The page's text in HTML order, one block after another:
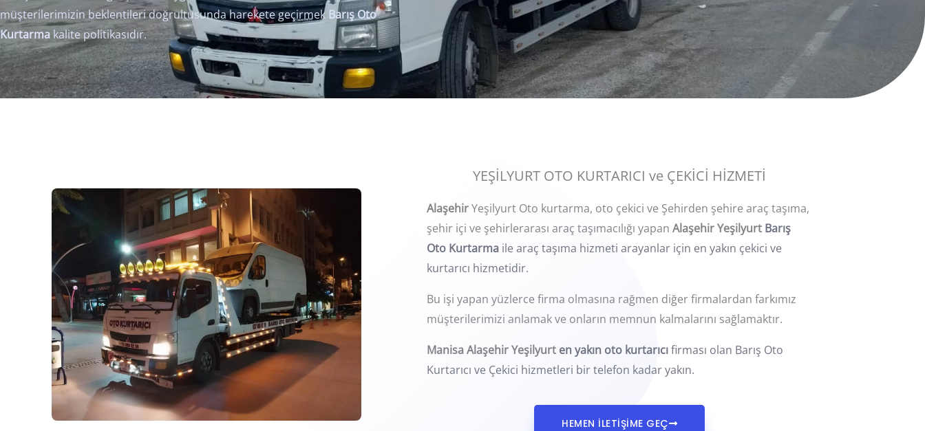
müşterilerimizin beklentileri doğrultusunda harekete geçirmek Barış Oto
Kurtarma kalite politikasıdır.
YEŞİLYURT OTO KURTARICI ve ÇEKİCİ HİZMETİ
AlaşehirYeşilyurt Oto kurtarma, oto çekici ve Şehirden şehire araç taşıma,
şehir içi ve şehirlerarası araç taşımacılığı yapan AlaşehirYeşilyurt Barış
Oto Kurtarma ile araç taşıma hizmeti arayanlar için en yakın çekici ve
kurtarıcı hizmetidir.
Bu işi yapan yüzlerce firma olmasına rağmen diğer firmalardan farkımız
müşterilerimizi anlamak ve onların memnun kalmalarını sağlamaktır.
Manisa AlaşehirYeşilyurt en yakın oto kurtarıcıfirması olan Barış Oto
Kurtarıcı ve Çekici hizmetleri bir telefon kadar yakın.
HEMEN İLETİŞİME GEÇ